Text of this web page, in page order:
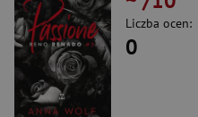
Liczba ocen:
0